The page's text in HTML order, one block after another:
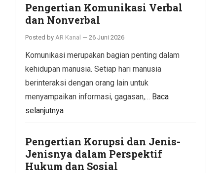
Pengertian Komunikasi Verbal
dan Nonverbal
Posted by AR Kanal — 26 Juni 2026
Komunikasi merupakan bagian penting dalam
kehidupan manusia. Setiap hari manusia
berinteraksi dengan orang lain untuk
menyampaikan informasi, gagasan,… Baca
selanjutnya
Pengertian Korupsi dan Jenis-
Jenisnya dalam Perspektif
Hukum dan Sosial